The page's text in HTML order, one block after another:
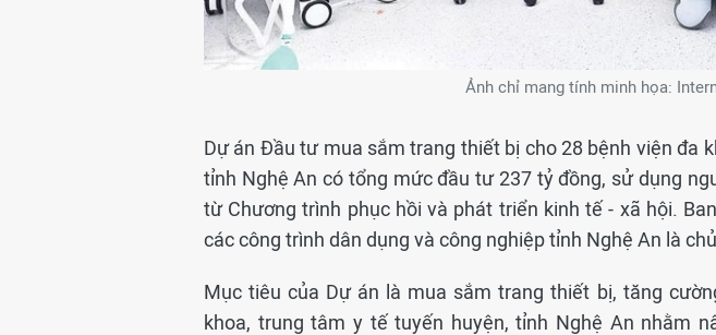
Ảnh chỉ mang tính minh họa:
Dự án Đầu tư mua sắm trang thiết bị cho 28 bệnh viện đa
tỉnh Nghệ An có tổng mức đầu tư 237 tỷ đồng, sử dụng
từ Chương trình phục hồi và phát triển kinh tế - xã hội.
các công trình dân dụng và công nghiệp tỉnh Nghệ An là
Mục tiêu của Dự án là mua sắm trang thiết bị, tăng
khoa, trung tâm y tế tuyến huyện, tỉnh Nghệ An nhằm